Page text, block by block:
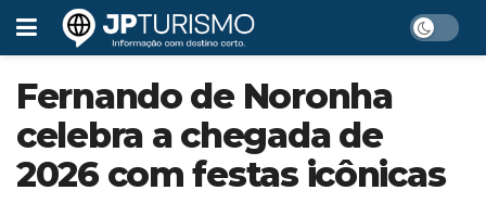
Fernando de Noronha
celebra a chegada de
2026 com festas icônicas